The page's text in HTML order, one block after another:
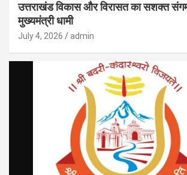
उत्तराखंड विकास और विरासत का सशक्त
मुख्यमंत्री धामी
July 4, 2026 admin